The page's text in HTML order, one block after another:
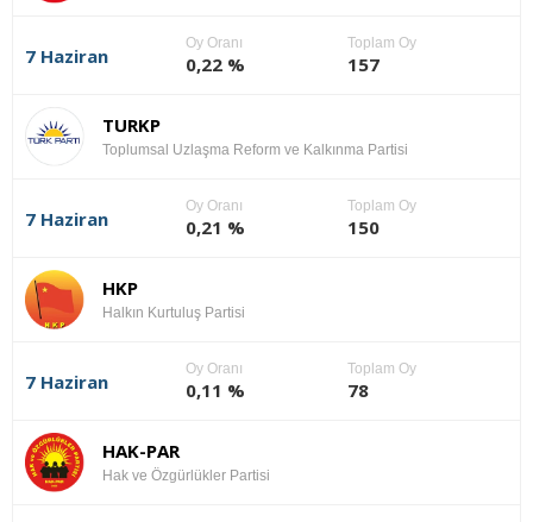
7 Haziran
Oy Oranı
0,22 %
Toplam Oy
157
TURKP
Toplumsal Uzlaşma Reform ve Kalkınma Partisi
7 Haziran
Oy Oranı
0,21 %
Toplam Oy
150
HKP
Halkın Kurtuluş Partisi
7 Haziran
Oy Oranı
0,11 %
Toplam Oy
78
HAK-PAR
Hak ve Özgürlükler Partisi